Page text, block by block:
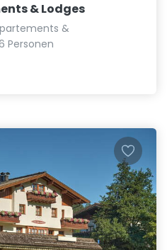
& Lodges
&
Personen